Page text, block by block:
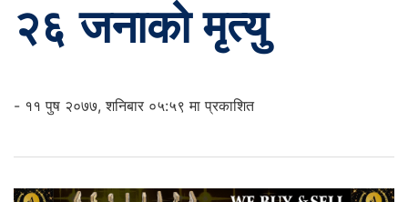
२६ जनाको मृत्यु
- ११ पुष २०७७, शनिबार ०५:५९ मा प्रकाशित